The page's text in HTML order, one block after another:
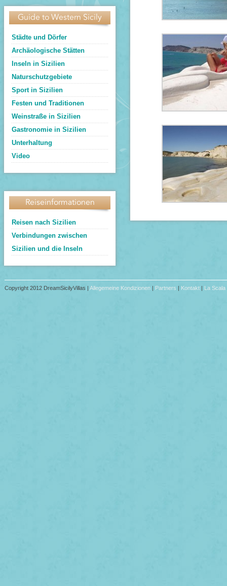
Guide to Western Sicily
Städte und Dörfer
Archäologische Stätten
Inseln in Sizilien
Naturschutzgebiete
Sport in Sizilien
Festen und Traditionen
Weinstraße in Sizilien
Gastronomie in Sizilien
Unterhaltung
Video
Reiseinformationen
Reisen nach Sizilien
Verbindungen zwischen
Sizilien und die Inseln
Copyright 2012 DreamSicilyVillas | Allegemeine Kondizionen| Partners | Kontakt| La